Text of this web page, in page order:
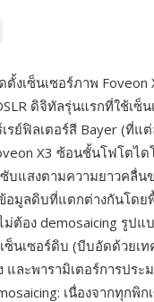
ตั้งเซ็นเซอร์ภาพ
ดิจิทัลรุ่นแรกที่ใช้เซ็
ย์ฟิลเตอร์สี Bayer (ที่แ
X3 ซ้อนชั้นโฟโตไ
แสงตามความยาวคลื่น
อมูลดิบที่แตกต่างกันโดย
ต้อง demosaicing รูปแ
ซ็นเซอร์ดิบ (บีบอัดด้วยเ
ละพารามิเตอร์การประ
เนื่องจากทุกพิ